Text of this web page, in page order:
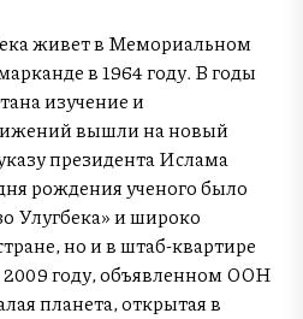
живет в Мемориальном
в 1964 году. В годы
изучение и
вышли на новый
президента Ислама
рождения ученого было
Улугбека» и широко
но и в штаб-квартире
году, объявленном ООН
планета, открытая в